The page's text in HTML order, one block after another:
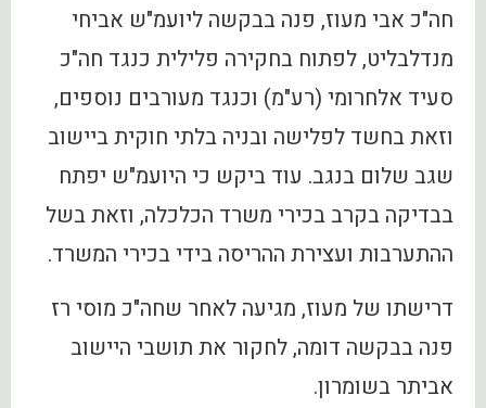
חה"כ אבי מעוז, פנה בבקשה ליועמ"ש אביחי
מנדלבליט, לפתוח בחקירה פלילית כנגד חה"כ
סעיד אלחרומי (רע"מ) וכנגד מעורבים נוספים,
וזאת בחשד לפלישה ובניה בלתי חוקית ביישוב
שגב שלום בנגב. עוד ביקש כי היועמ"ש יפתח
בבדיקה בקרב בכירי משרד הכלכלה, וזאת בשל
ההתערבות ועצירת ההריסה בידי בכירי המשרד.
דרישתו של מעוז, מגיעה לאחר שחה"כ מוסי רז
פנה בבקשה דומה, לחקור את תושבי היישוב
אביתר בשומרון.